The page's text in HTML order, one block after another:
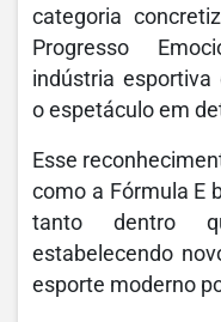
categoria
Progresso
indústria esportiva
o espetáculo em
Esse
como a Fórmula E
tanto dentro
estabelecendo
esporte moderno